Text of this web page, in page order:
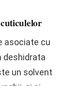
asociate cu
deshidrata
un solvent